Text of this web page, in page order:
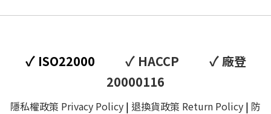
✓ISO22000 ✓HACCP ✓廠登
20000116
隱私權政策 Privacy Policy | 退換貨政策 Return Policy | 防